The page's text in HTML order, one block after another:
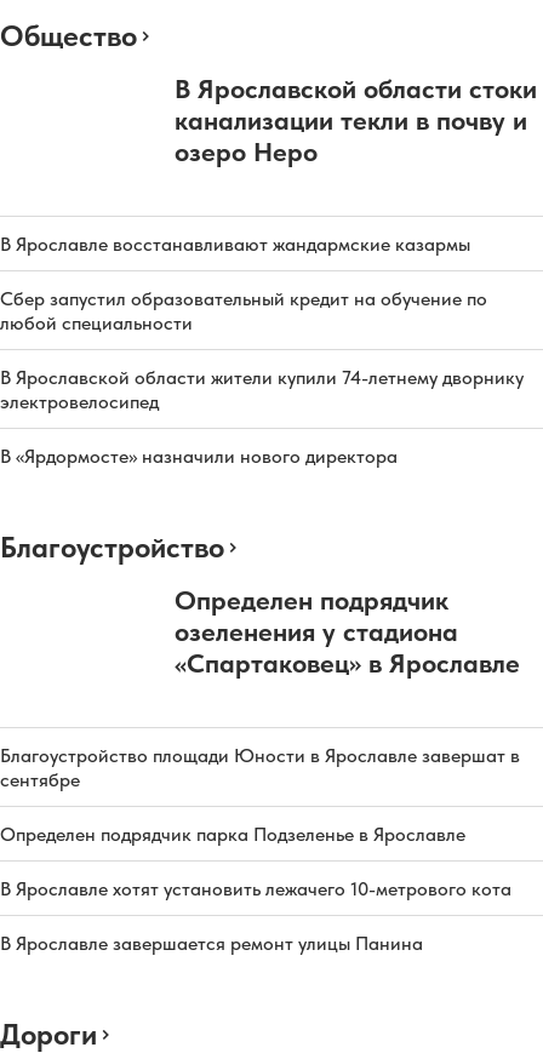
Общество
В Ярославской области стоки
канализации текли в почву и
озеро Неро
В Ярославле восстанавливают жандармские казармы
Сбер запустил образовательный кредит на обучение по
любой специальности
В Ярославской области жители купили 74-летнему дворнику
электровелосипед
В «Ярдормосте» назначили нового директора
Благоустройство
Определен подрядчик
озеленения у стадиона
«Спартаковец» в Ярославле
Благоустройство площади Юности в Ярославле завершат в
сентябре
Определен подрядчик парка Подзеленье в Ярославле
В Ярославле хотят установить лежачего 10-метрового кота
В Ярославле завершается ремонт улицы Панина
Дороги